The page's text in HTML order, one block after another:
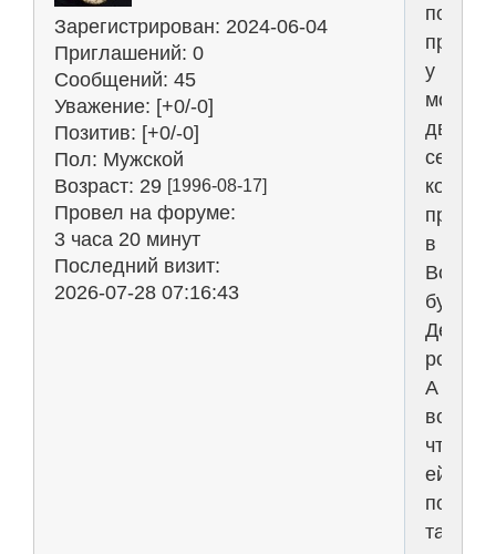
Зарегистрирован: 2024-06-04
Приглашений: 0
Сообщений: 45
Уважение: [+0/-0]
Позитив: [+0/-0]
Пол: Мужской
Возраст: 29 [1996-08-17]
Провел на форуме:
3 часа 20 минут
Последний визит:
2026-07-28 07:16:43
по-
у
моей
сестры,
в
будет
День
А
вот
что
ей
такого?